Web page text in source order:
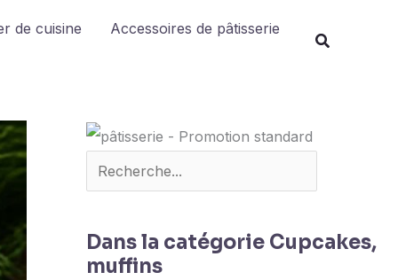
de cuisine Accessoires de pâtisserie
Dans la catégorie Cupcakes,
muffins